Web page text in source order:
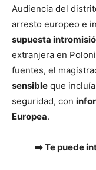
Audiencia del
arresto europeo e
supuesta
extranjera en
fuentes, el
sensible que
seguridad, con
Europea.
➡️ Te puede